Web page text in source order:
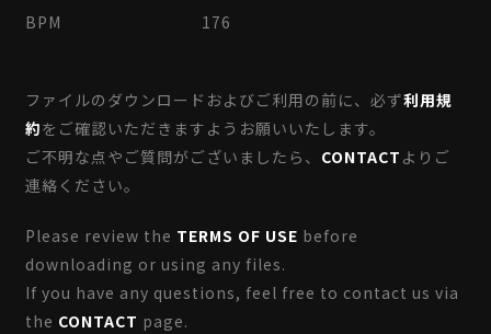
BPM
176
ファイルのダウンロードおよびご利用の前に、必ず利用規
約をご確認いただきますようお願いいたします。
ご不明な点やご質問がございましたら、 CONTACT よりご
連絡ください。
Please review the TERMS OF USE before
downloading or using any files.
If you have any questions, feel free to contact us via
the CONTACT page.